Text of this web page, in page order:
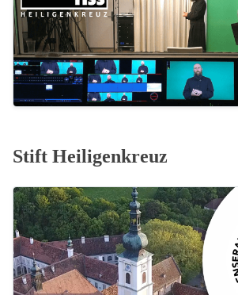
Stift Heiligenkreuz